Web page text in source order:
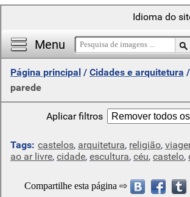
Menu
Idioma do
Página principal / Cidades e arquitetura /
parede
Aplicar filtros
Tags: castelos, arquitetura, religião,
ao ar livre, cidade, escultura, céu, castelo,